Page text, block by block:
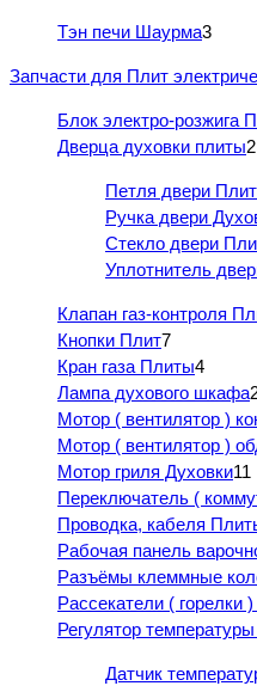
Тэн печи Шаурма3
Запчасти для Плит
Блок электро-розжига
Дверца духовки плиты2
Петля двери
Ручка двери
Стекло двери
Уплотнитель
Клапан газ-контроля
Кнопки Плит7
Кран газа Плиты4
Лампа духового шкафа
Мотор ( вентилятор )
Мотор ( вентилятор )
Мотор гриля Духовки11
Переключатель (
Проводка, кабеля
Рабочая панель
Разъёмы клеммные
Рассекатели ( горелки
Регулятор
Датчик